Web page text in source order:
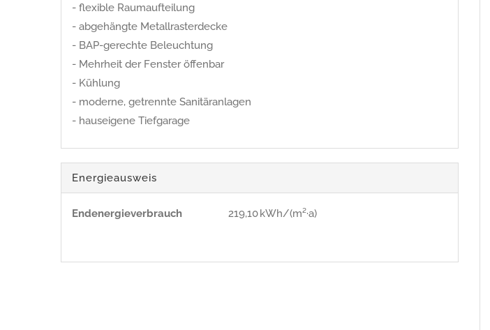
- flexible Raumaufteilung
- abgehängte Metallrasterdecke
- BAP-gerechte Beleuchtung
- Mehrheit der Fenster öffenbar
- Kühlung
- moderne, getrennte Sanitäranlagen
- hauseigene Tiefgarage
Energieausweis
Endenergie­verbrauch 219,10 kWh/(m²·a)